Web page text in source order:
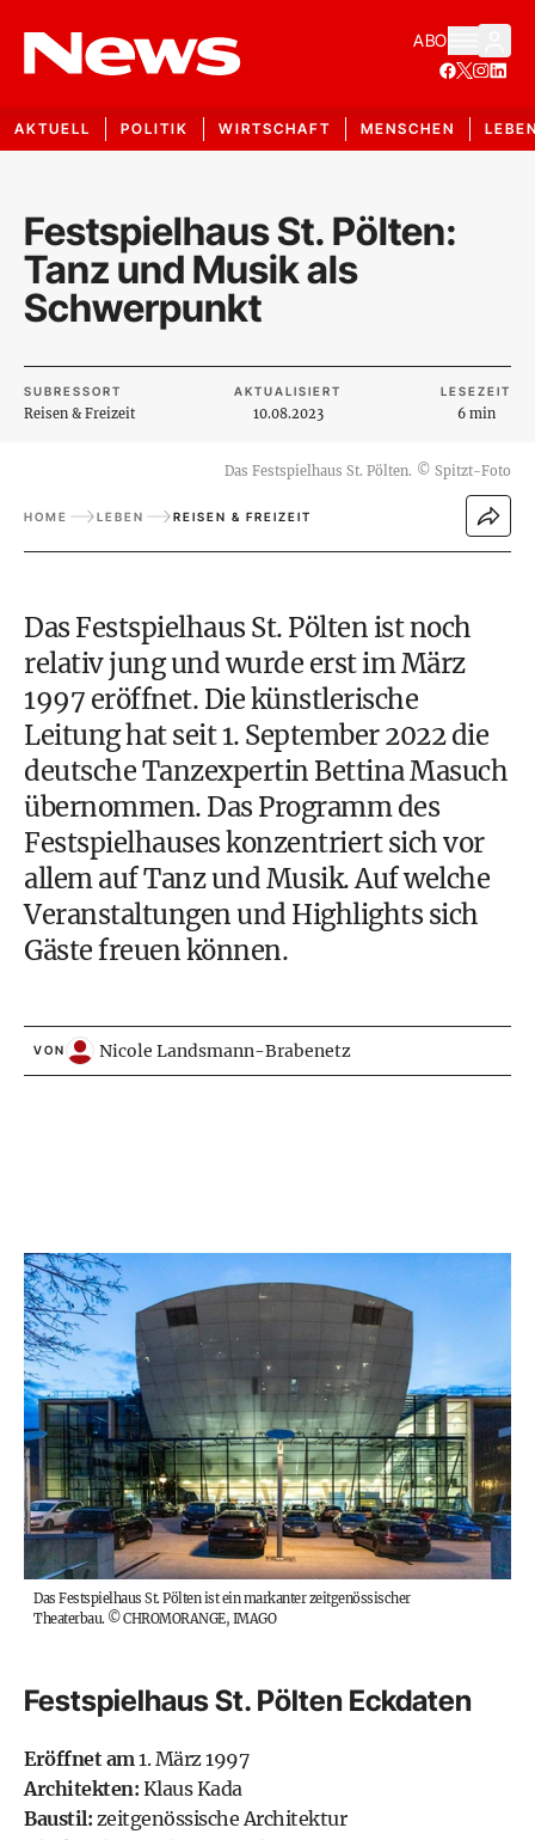
ABO
AKTUELL POLITIK WIRTSCHAFT MENSCHEN
Festspielhaus St. Pölten:
Tanz und Musik als
Schwerpunkt
SUBRESSORT
Reisen & Freizeit
AKTUALISIERT
10.08.2023
LESEZEIT
6 min
Das Festspielhaus St. Pölten. © Spitzt-Foto
HOME LEBEN REISEN & FREIZEIT
Das Festspielhaus St. Pölten ist noch
relativ jung und wurde erst im März
1997 eröffnet. Die künstlerische
Leitung hat seit 1. September 2022 die
deutsche Tanzexpertin Bettina Masuch
übernommen. Das Programm des
Festspielhauses konzentriert sich vor
allem auf Tanz und Musik. Auf welche
Veranstaltungen und Highlights sich
Gäste freuen können.
VON Nicole Landsmann-Brabenetz
Das Festspielhaus St. Pölten ist ein markanter zeitgenössischer
Theaterbau. ©CHROMORANGE, IMAGO
Festspielhaus St. Pölten Eckdaten
Eröffnet am 1. März 1997
Architekten: Klaus Kada
Baustil: zeitgenössische Architektur